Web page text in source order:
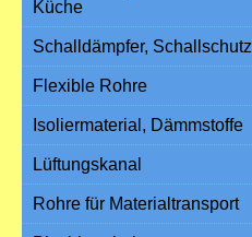
Küche
Schalldämpfer, Schallschutz
Flexible Rohre
Isoliermaterial, Dämmstoffe
Lüftungskanal
Rohre für Materialtransport